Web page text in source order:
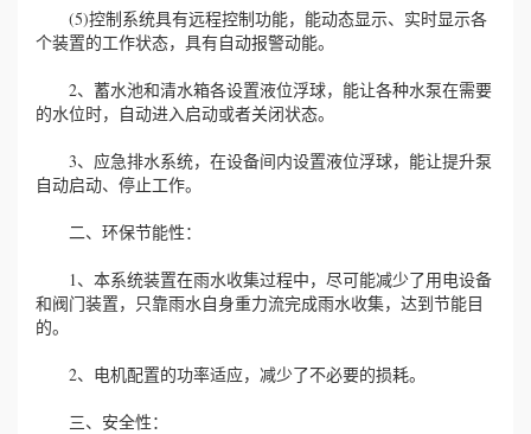
(5)控制系统具有远程控制功能，能动态显示、实时显示各
个装置的工作状态，具有自动报警动能。
2、蓄水池和清水箱各设置液位浮球，能让各种水泵在需要
的水位时，自动进入启动或者关闭状态。
3、应急排水系统，在设备间内设置液位浮球，能让提升泵
自动启动、停止工作。
二、环保节能性：
1、本系统装置在雨水收集过程中，尽可能减少了用电设备
和阀门装置，只靠雨水自身重力流完成雨水收集，达到节能目
的。
2、电机配置的功率适应，减少了不必要的损耗。
三、安全性：